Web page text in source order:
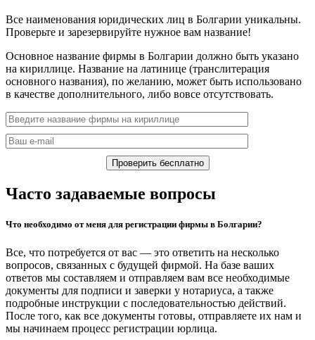
Все наименования юридических лиц в Болгарии уникальны.
Проверьте и зарезервируйте нужное вам название!
Основное название фирмы в Болгарии должно быть указано
на кириллице. Название на латинице (транслитерация
основного названия), по желанию, может быть использовано
в качестве дополнительного, либо вовсе отсутствовать.
Часто задаваемые вопросы
Что необходимо от меня для регистрации фирмы в Болгарии?
Все, что потребуется от вас — это ответить на несколько
вопросов, связанных с будущей фирмой. На базе ваших
ответов мы составляем и отправляем вам все необходимые
документы для подписи и заверки у нотариуса, а также
подробные инструкции с последовательностью действий.
После того, как все документы готовы, отправляете их нам и
мы начинаем процесс регистрации юрлица.